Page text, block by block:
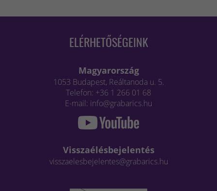
ELÉRHETŐSÉGEINK
Magyarország
1053 Budapest, Reáltanoda u. 5.
Telefon: +36 1 266 01 68
E-mail: info@grabarics.hu
Visszaélésbejelentés
visszaelesbejelentes@grabarics.hu